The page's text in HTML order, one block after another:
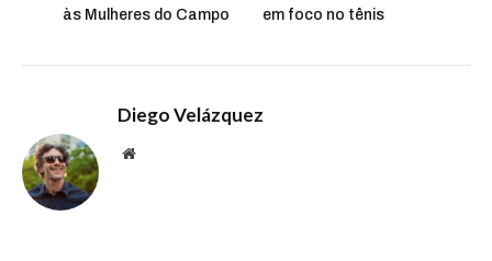
às Mulheres do Campo
em foco no tênis
Diego Velázquez
Website